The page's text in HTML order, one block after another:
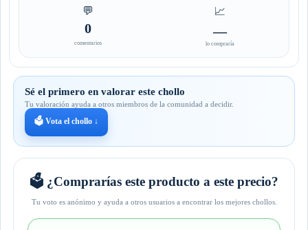
💬
0
comentarios
📈
—
lo compraría
Sé el primero en valorar este chollo
Tu valoración ayuda a otros miembros de la comunidad a decidir.
🗳️ Vota el chollo ↓
🗳️ ¿Comprarías este producto a este precio?
Tu voto es anónimo y ayuda a otros usuarios a encontrar los mejores chollos.